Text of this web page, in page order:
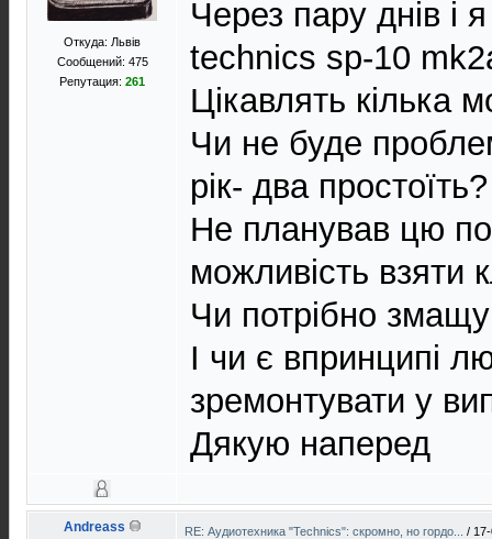
Откуда: Львів
Сообщений: 475
Репутация: 261
Через пару днів і
technics sp-10
Цікавлять кілька
Чи не буде
рік- два простоїть?
Не планував цю
можливість взяти
Чи потрібно
І чи є впринципі
зремонтувати у
Дякую наперед
Andreass RE: Аудиотехника "Technics": скромно, но гордо... /